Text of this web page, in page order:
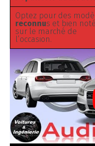
Optez pour des
reconnus et bien
sur le marché de
l’occasion.